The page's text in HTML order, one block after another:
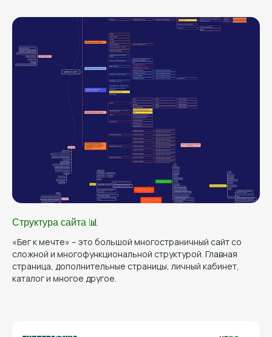
Структура сайта 📊
«Бег к мечте» – это большой многостраничный сайт со
сложной и многофункциональной структурой. Главная
страница, дополнительные страницы, личный кабинет,
каталог и многое другое.